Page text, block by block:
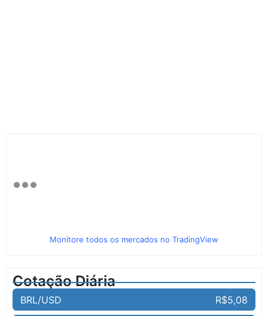
Monitore todos os mercados no TradingView
Cotação Diária
BRL/USD R$5,08